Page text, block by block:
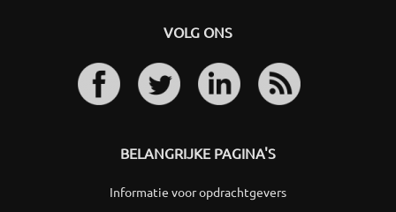
VOLG ONS
BELANGRIJKE PAGINA'S
Informatie voor opdrachtgevers